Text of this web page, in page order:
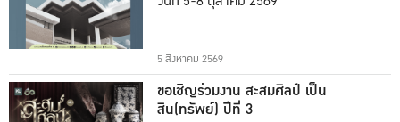
5 สิงหาคม 2569
ขอเชิญร่วมงาน สะสมศิลป์ เป็น
สิน(ทรัพย์) ปีที่ 3